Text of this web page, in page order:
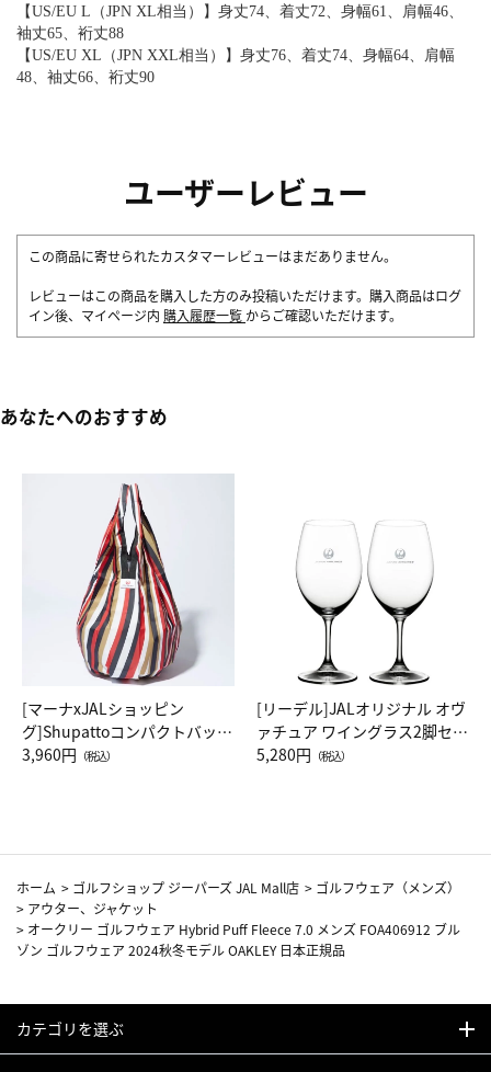
【US/EU L（JPN XL相当）】身丈74、着丈72、身幅61、肩幅46、
袖丈65、裄丈88
【US/EU XL（JPN XXL相当）】身丈76、着丈74、身幅64、肩幅
48、袖丈66、裄丈90
ユーザーレビュー
この商品に寄せられたカスタマーレビューはまだありません。
レビューはこの商品を購入した方のみ投稿いただけます。購入商品はログ
イン後、マイページ内 購入履歴一覧 からご確認いただけます。
あなたへのおすすめ
[マーナxJALショッピン
グ]Shupattoコンパクトバッグ
Drop JAL客室乗務員（LC）ス
3,960円 （税込）
[リーデル]JALオリジナル オヴ
ァチュア ワイングラス2脚セッ
ト（レッドワイン）
5,280円 （税込）
ホーム > ゴルフショップ ジーパーズ JAL Mall店 > ゴルフウェア（メンズ）
> アウター、ジャケット
> オークリー ゴルフウェア Hybrid Puff Fleece 7.0 メンズ FOA406912 ブル
ゾン ゴルフウェア 2024秋冬モデル OAKLEY 日本正規品
カテゴリを選ぶ